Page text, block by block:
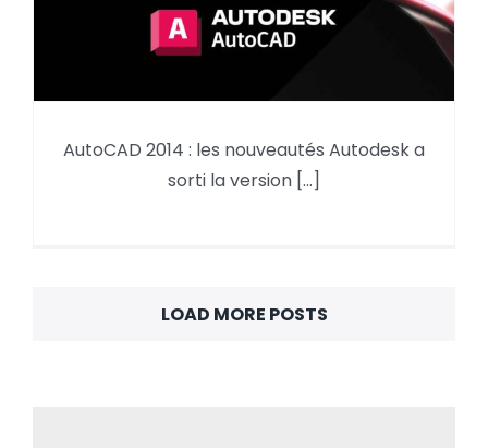
AutoCAD 2014 : les nouveautés
AutoCAD 2014 : les nouveautés Autodesk a
sorti la version [...]
LOAD MORE POSTS